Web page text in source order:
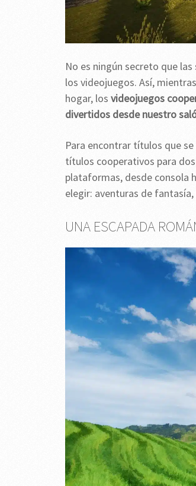
No es ningún secreto que
los videojuegos. Así,
hogar, los videojuegos
divertidos desde nuestro
Para encontrar títulos que
títulos cooperativos para
plataformas, desde consola
elegir: aventuras de
UNA ESCAPADA